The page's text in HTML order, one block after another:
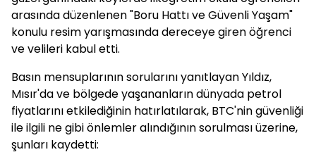
arasında düzenlenen "Boru Hattı ve Güvenli Yaşam"
konulu resim yarışmasında dereceye giren öğrenci
ve velileri kabul etti.
Basın mensuplarının sorularını yanıtlayan Yıldız,
Mısır'da ve bölgede yaşananların dünyada petrol
fiyatlarını etkilediğinin hatırlatılarak, BTC'nin güvenliği
ile ilgili ne gibi önlemler alındığının sorulması üzerine,
şunları kaydetti: